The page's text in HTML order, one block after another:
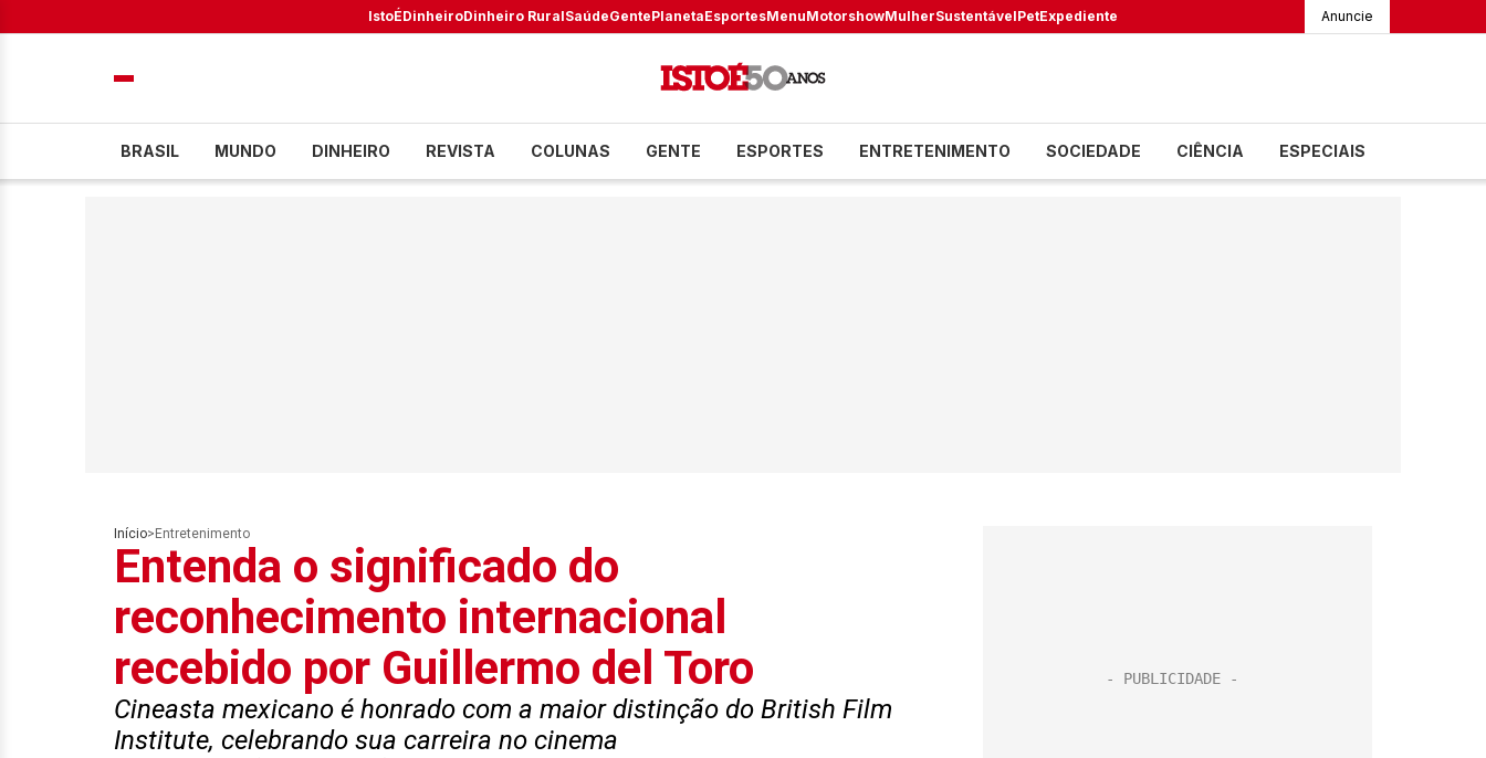
IstoÉDinheiroDinheiro RuralSaúdeGentePlanetaEsportesMenuMotorshowMulherSustentávelPetExpediente Anuncie
BRASIL MUNDO DINHEIRO REVISTA COLUNAS GENTE ESPORTES ENTRETENIMENTO SOCIEDADE CIÊNCIA ESPECIAIS
Início> Entretenimento
Entenda o significado do
reconhecimento internacional
recebido por Guillermo del Toro
Cineasta mexicano é honrado com a maior distinção do British Film
Institute, celebrando sua carreira no cinema